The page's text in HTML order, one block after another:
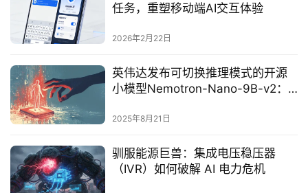
任务，重塑移动端AI交互体验
2026年2月22日
英伟达发布可切换推理模式的开源
小模型Nemotron-Nano-9B-v2：
2025年8月21日
驯服能源巨兽：集成电压稳压器
（IVR）如何破解 AI 电力危机